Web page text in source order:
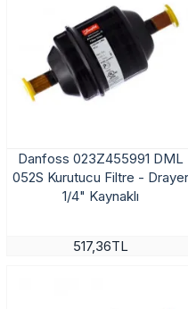
Danfoss 023Z455991 DML
052S Kurutucu Filtre - Drayer
1/4" Kaynaklı
517,36TL